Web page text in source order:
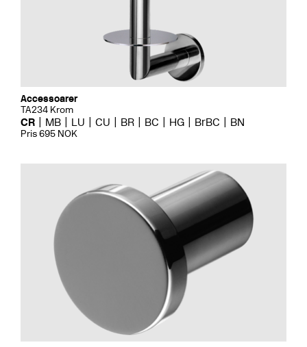
Accessoarer
TA234 Krom
CR MB LU CU BR BC HG BrBC BN
Pris 695 NOK